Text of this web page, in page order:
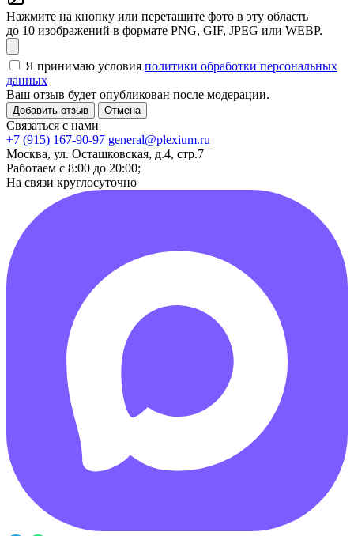
Нажмите на кнопку или перетащите фото в эту область
до 10 изображений в формате PNG, GIF, JPEG или WEBP.
Я принимаю условия политики обработки персональных
данных
Ваш отзыв будет опубликован после модерации.
Добавить отзыв Отмена
Связаться с нами
+7 (915) 167-90-97 general@plexium.ru
Москва, ул. Осташковская, д.4, стр.7
Работаем с 8:00 до 20:00;
На связи круглосуточно